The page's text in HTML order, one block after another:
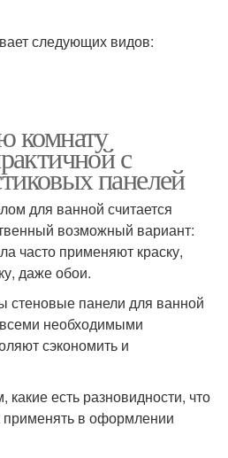
следующих видов:
комнату
с
панелей
для ванной считается
возможный вариант:
часто применяют краску,
даже обои.
стеновые панели для ванной
необходимыми
сэкономить и
какие есть разновидности, что
применять в оформлении